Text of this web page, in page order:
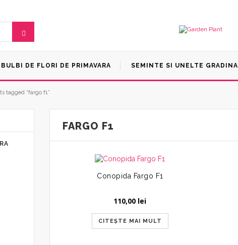
BULBI DE FLORI DE PRIMAVARA SEMINTE SI UNELTE GRADINA
tagged “fargo f1”
FARGO F1
Conopida Fargo F1
110,00 lei
CITEȘTE MAI MULT